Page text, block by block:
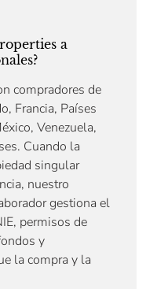
a
compradores de
Francia, Países
Venezuela,
Cuando la
singular
nuestro
gestiona el
permisos de
y
la compra y la